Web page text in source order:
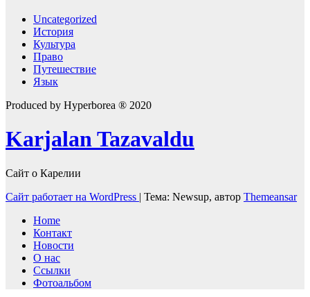
Uncategorized
История
Культура
Право
Путешествие
Язык
Produced by Hyperborea ® 2020
Karjalan Tazavaldu
Сайт о Карелии
Сайт работает на WordPress | Тема: Newsup, автор Themeansar
Home
Контакт
Новости
О нас
Ссылки
Фотоальбом